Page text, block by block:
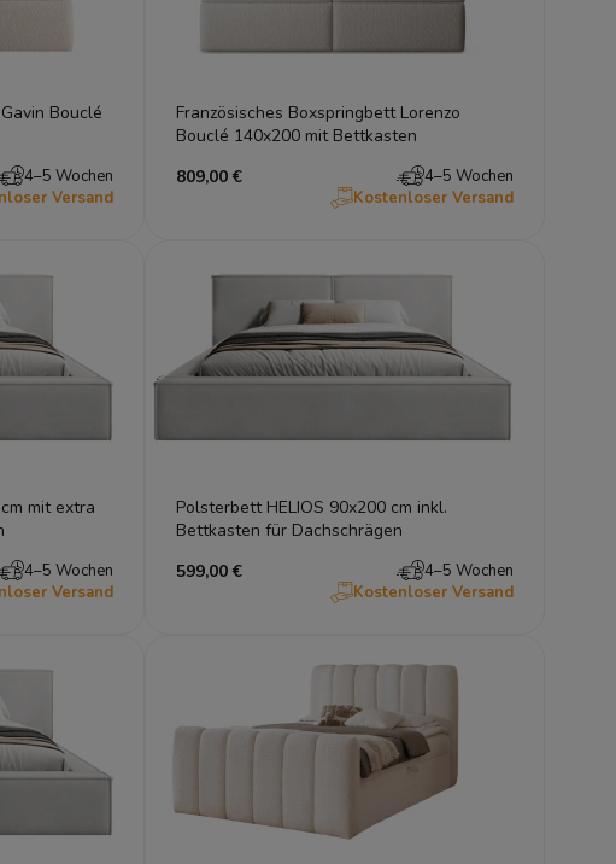
Bouclé
4–5 Wochen
Versand
Französisches Boxspringbett Lorenzo
Bouclé 140x200 mit Bettkasten
809,00 €
4–5 Wochen
Kostenloser Versand
mit extra
4–5 Wochen
Versand
Polsterbett HELIOS 90x200 cm inkl.
Bettkasten für Dachschrägen
599,00 €
4–5 Wochen
Kostenloser Versand